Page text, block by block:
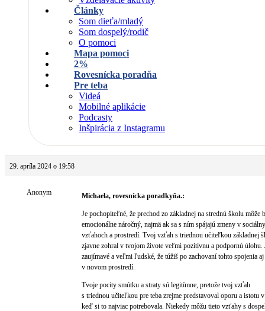
Články
Som dieťa/mladý
Som dospelý/rodič
O pomoci
Mapa pomoci
2%
Rovesnícka poradňa
Pre teba
Videá
Mobilné aplikácie
Podcasty
Inšpirácia z Instagramu
29. apríla 2024 o 19:58
Anonym Michaela, rovesnícka poradkyňa.:
Je pochopiteľné, že prechod zo základnej na strednú školu môže
emocionálne náročný, najmä ak sa s ním spájajú zmeny v
vzťahoch a prostredí. Tvoj vzťah s triednou učiteľkou základnej
zjavne zohral v tvojom živote veľmi pozitívnu a podpornú úlohu.
zaujímavé a veľmi ľudské, že túžiš po zachovaní tohto spojenia aj
v novom prostredí.
Tvoje pocity smútku a straty sú legitímne, pretože tvoj vzťah
s triednou učiteľkou pre teba zrejme predstavoval oporu a istotu v
keď si to najviac potrebovala. Niekedy môžu tieto vzťahy s